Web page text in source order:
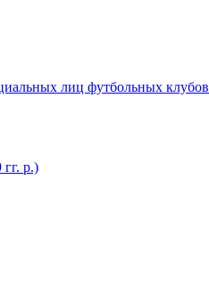
лиц футбольных клубов
р.)